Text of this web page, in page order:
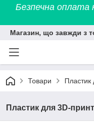
Безпечна оплата
Магазин, що завжди з
Товари Пластик
Пластик для 3D-